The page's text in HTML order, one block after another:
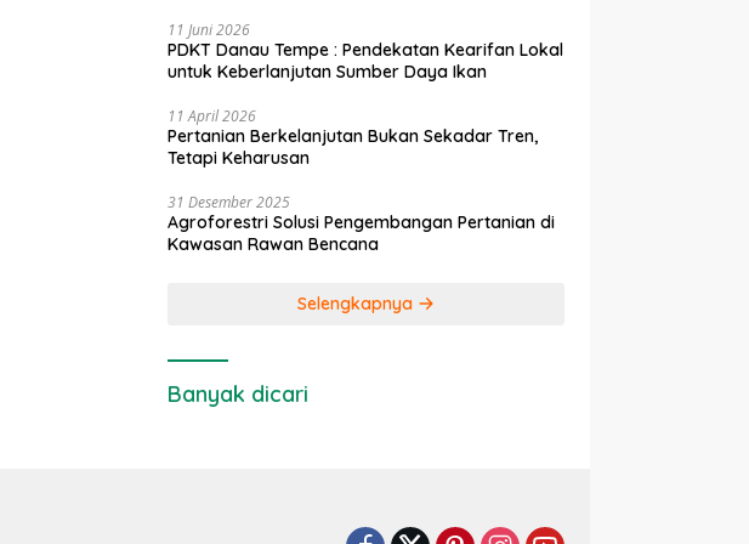
11 Juni 2026
PDKT Danau Tempe : Pendekatan Kearifan Lokal
untuk Keberlanjutan Sumber Daya Ikan
11 April 2026
Pertanian Berkelanjutan Bukan Sekadar Tren,
Tetapi Keharusan
31 Desember 2025
Agroforestri Solusi Pengembangan Pertanian di
Kawasan Rawan Bencana
Selengkapnya
Banyak dicari